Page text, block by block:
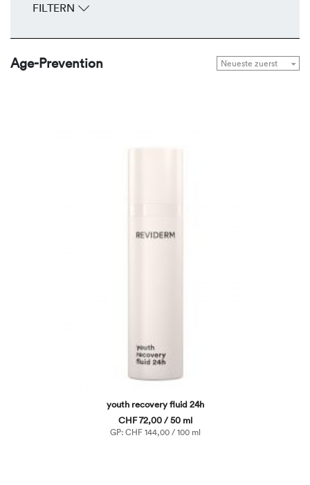
wirken, den Feuchtigkeitshaushalt regulieren und helfen,
FILTERN
Age-Prevention
youth recovery fluid 24h
CHF 72,00 / 50 ml
GP: CHF 144,00 / 100 ml